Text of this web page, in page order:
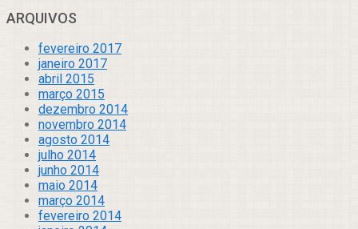
ARQUIVOS
fevereiro 2017
janeiro 2017
abril 2015
março 2015
dezembro 2014
novembro 2014
agosto 2014
julho 2014
junho 2014
maio 2014
março 2014
fevereiro 2014